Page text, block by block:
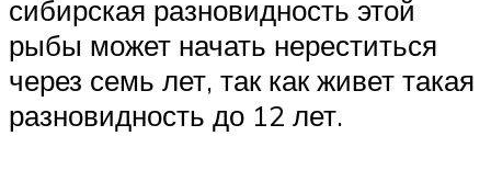
сибирская разновидность этой
рыбы может начать нереститься
через семь лет, так как живет такая
разновидность до 12 лет.